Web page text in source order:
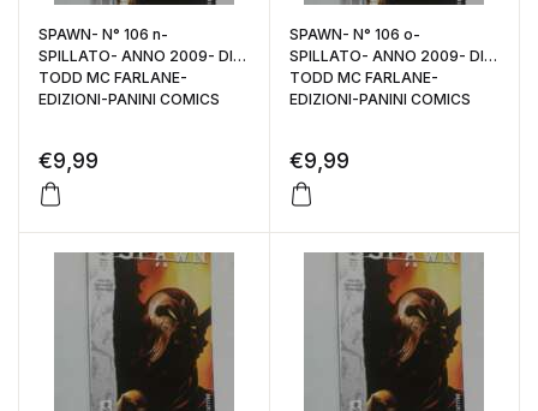
SPAWN- N° 106 n-
SPILLATO- ANNO 2009- DI:
TODD MC FARLANE-
EDIZIONI-PANINI COMICS
€9,99
SPAWN- N° 106 o-
SPILLATO- ANNO 2009- DI:
TODD MC FARLANE-
EDIZIONI-PANINI COMICS
€9,99